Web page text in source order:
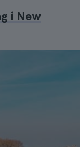
i New